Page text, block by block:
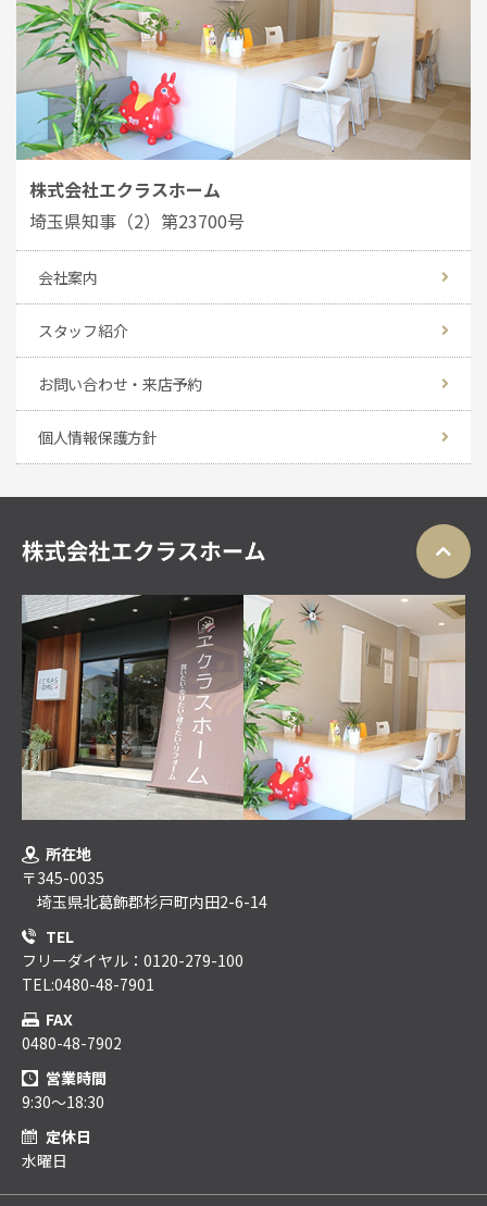
株式会社エクラスホーム
埼玉県知事（2）第23700号
会社案内
スタッフ紹介
お問い合わせ・来店予約
個人情報保護方針
所在地
〒345-0035
埼玉県北葛飾郡杉戸町内田2-6-14
TEL
フリーダイヤル：0120-279-100
TEL:0480-48-7901
FAX
0480-48-7902
営業時間
9:30～18:30
定休日
水曜日